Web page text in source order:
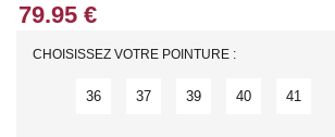
CHOISISSEZ VOTRE POINTURE :
36 37 39 40 41